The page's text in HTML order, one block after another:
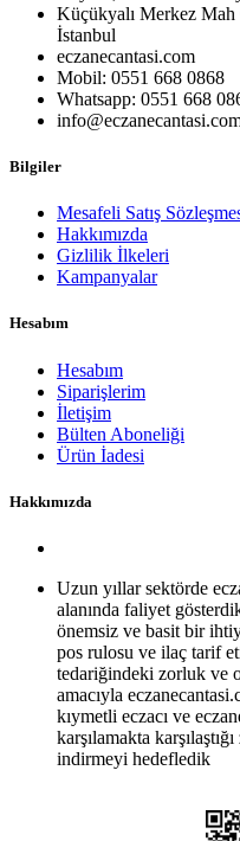
Küçükyalı Merkez
İstanbul
eczanecantasi.com
Mobil: 0551 668 0868
Whatsapp: 0551 668
Bilgiler
Mesafeli Satış
Hakkımızda
Gizlilik İlkeleri
Kampanyalar
Hesabım
Hesabım
Siparişlerim
İletişim
Bülten Aboneliği
Ürün İadesi
Hakkımızda
Uzun yıllar sektörde
alanında faliyet
önemsiz ve basit bir
pos rulosu ve ilaç tarif
tedariğindeki zorluk ve
amacıyla
kıymetli eczacı ve
karşılamakta
indirmeyi hedefledik